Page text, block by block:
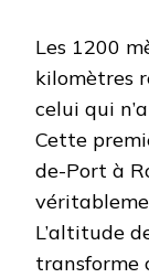
Les 1200
kilomètres
celui qui
Cette
de-Port à
L’altitude
transforme